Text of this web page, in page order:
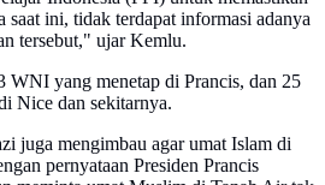
ini, tidak terdapat informasi adanya
tersebut," ujar Kemlu.
WNI yang menetap di Prancis, dan 25
Nice dan sekitarnya.
juga mengimbau agar umat Islam di
pernyataan Presiden Prancis